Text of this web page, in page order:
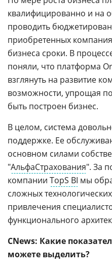
квалифицированно и на
проводить
приобретенных
бизнеса сроки. В
поняли, что платформа
взглянуть на развитие
возможности, упрощая
быть построен бизнес.
В целом, система
поддержке. Ее
основном силами
"АльфаСтрахования". За
компании TopS BI мы
сложных
привлечения
функционального
CNews: Какие
можете выделить?